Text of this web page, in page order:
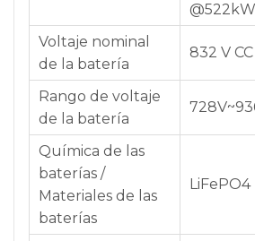
Voltaje nominal
de la batería
832 V CC
Rango de voltaje
de la batería
Química de las
baterías /
Materiales de las
baterías
LiFePO4